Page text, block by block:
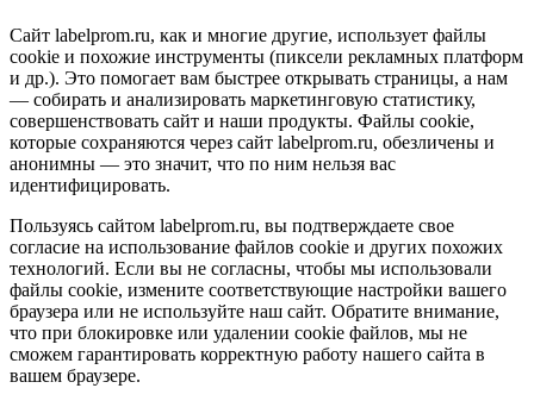
Сайт labelprom.ru, как и многие другие, использует файлы
cookie и похожие инструменты (пиксели рекламных платформ
и др.). Это помогает вам быстрее открывать страницы, а нам
— собирать и анализировать маркетинговую статистику,
совершенствовать сайт и наши продукты. Файлы сookie,
которые сохраняются через сайт labelprom.ru, обезличены и
анонимны — это значит, что по ним нельзя вас
идентифицировать.
Пользуясь сайтом labelprom.ru, вы подтверждаете свое
согласие на использование файлов cookie и других похожих
технологий. Если вы не согласны, чтобы мы использовали
файлы cookie, измените соответствующие настройки вашего
браузера или не используйте наш сайт. Обратите внимание,
что при блокировке или удалении cookie файлов, мы не
сможем гарантировать корректную работу нашего сайта в
вашем браузере.